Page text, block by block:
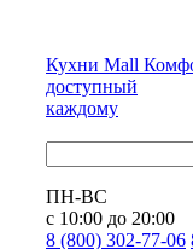
Кухни Mall
доступный
каждому
ПН-ВС
с 10:00 до 20:00
8 (800) 302-77-06